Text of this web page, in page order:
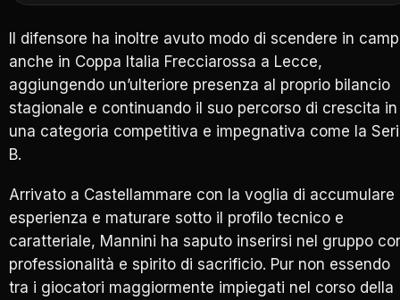
Il difensore ha inoltre avuto modo di scendere in
anche in Coppa Italia Frecciarossa a Lecce,
aggiungendo un’ulteriore presenza al proprio bilancio
stagionale e continuando il suo percorso di crescita in
una categoria competitiva e impegnativa come la
B.
Arrivato a Castellammare con la voglia di accumulare
esperienza e maturare sotto il profilo tecnico e
caratteriale, Mannini ha saputo inserirsi nel gruppo
professionalità e spirito di sacrificio. Pur non essendo
tra i giocatori maggiormente impiegati nel corso della